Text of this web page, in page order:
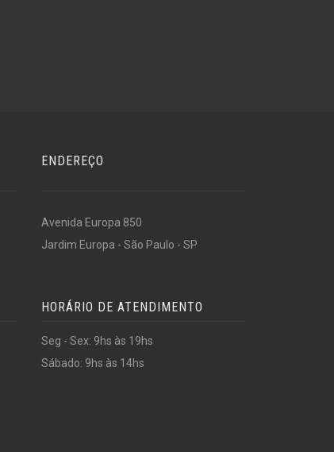
ENDEREÇO
Avenida Europa 850
Jardim Europa - São Paulo - SP
HORÁRIO DE ATENDIMENTO
Seg - Sex: 9hs às 19hs
Sábado: 9hs às 14hs